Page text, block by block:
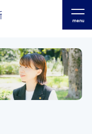
menu